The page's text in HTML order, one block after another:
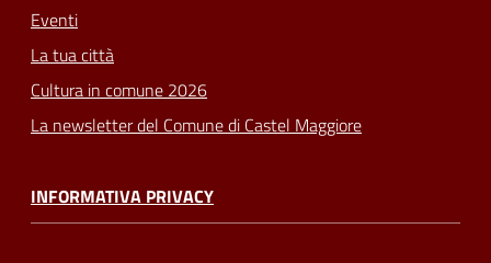
Eventi
La tua città
Cultura in comune 2026
La newsletter del Comune di Castel Maggiore
INFORMATIVA PRIVACY